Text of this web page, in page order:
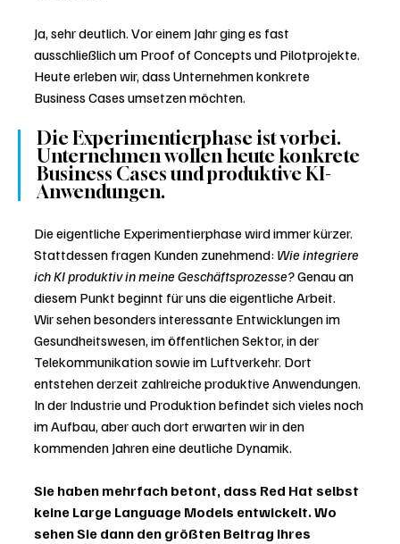
Ja, sehr deutlich. Vor einem Jahr ging es fast
ausschließlich um Proof of Concepts und Pilotprojekte.
Heute erleben wir, dass Unternehmen konkrete
Business Cases umsetzen möchten.
Die Experimentierphase ist vorbei.
Unternehmen wollen heute konkrete
Business Cases und produktive KI-
Anwendungen.
Die eigentliche Experimentierphase wird immer kürzer.
Stattdessen fragen Kunden zunehmend: Wie integriere
ich KI produktiv in meine Geschäftsprozesse? Genau an
diesem Punkt beginnt für uns die eigentliche Arbeit.
Wir sehen besonders interessante Entwicklungen im
Gesundheitswesen, im öffentlichen Sektor, in der
Telekommunikation sowie im Luftverkehr. Dort
entstehen derzeit zahlreiche produktive Anwendungen.
In der Industrie und Produktion befindet sich vieles noch
im Aufbau, aber auch dort erwarten wir in den
kommenden Jahren eine deutliche Dynamik.
Sie haben mehrfach betont, dass Red Hat selbst
keine Large Language Models entwickelt. Wo
sehen Sie dann den größten Beitrag Ihres